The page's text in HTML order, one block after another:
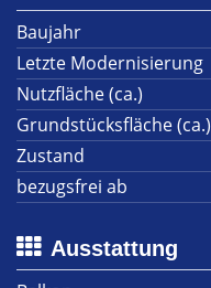
Baujahr
Letzte Modernisierung
Nutzfläche (ca.)
Grundstücksfläche (ca.)
Zustand
bezugsfrei ab
Ausstattung